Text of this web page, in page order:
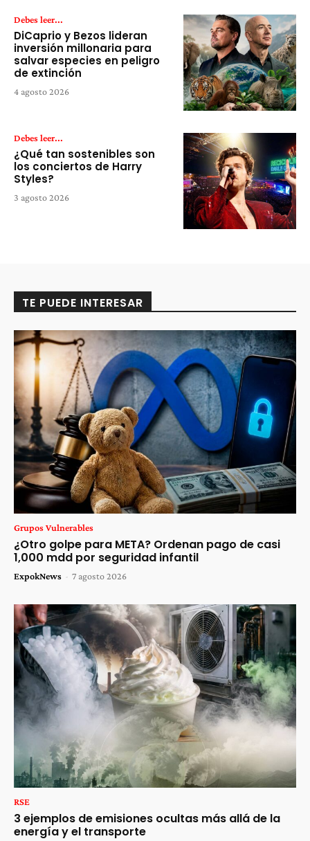
Debes leer...
DiCaprio y Bezos lideran
inversión millonaria para
salvar especies en peligro
de extinción
4 agosto 2026
Debes leer...
¿Qué tan sostenibles son
los conciertos de Harry
Styles?
3 agosto 2026
TE PUEDE INTERESAR
Grupos Vulnerables
¿Otro golpe para META? Ordenan pago de casi
1,000 mdd por seguridad infantil
ExpokNews - 7 agosto 2026
RSE
3 ejemplos de emisiones ocultas más allá de la
energía y el transporte